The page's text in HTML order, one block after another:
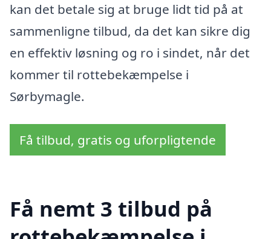
kan det betale sig at bruge lidt tid på at
sammenligne tilbud, da det kan sikre dig
en effektiv løsning og ro i sindet, når det
kommer til rottebekæmpelse i
Sørbymagle.
Få tilbud, gratis og uforpligtende
Få nemt 3 tilbud på